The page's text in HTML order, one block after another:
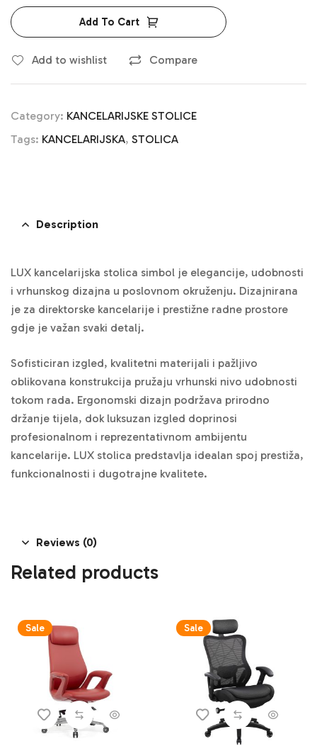
Add To Cart
Add to wishlist Compare
Category: KANCELARIJSKE STOLICE
Tags: KANCELARIJSKA, STOLICA
Description
LUX kancelarijska stolica simbol je elegancije, udobnosti
i vrhunskog dizajna u poslovnom okruženju. Dizajnirana
je za direktorske kancelarije i prestižne radne prostore
gdje je važan svaki detalj.
Sofisticiran izgled, kvalitetni materijali i pažljivo
oblikovana konstrukcija pružaju vrhunski nivo udobnosti
tokom rada. Ergonomski dizajn podržava prirodno
držanje tijela, dok luksuzan izgled doprinosi
profesionalnom i reprezentativnom ambijentu
kancelarije. LUX stolica predstavlja idealan spoj prestiža,
funkcionalnosti i dugotrajne kvalitete.
Reviews (0)
Related products
Sale Sale